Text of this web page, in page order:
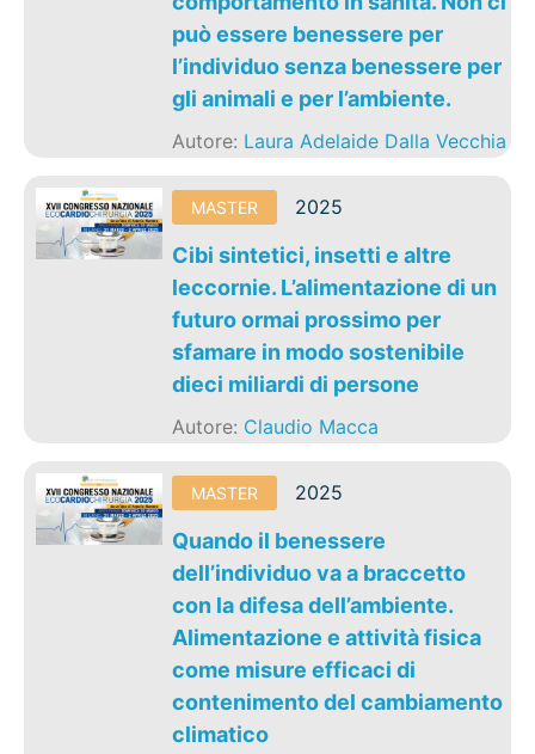
può essere benessere per
l’individuo senza benessere per
gli animali e per l’ambiente.
Autore: Laura Adelaide Dalla Vecchia
MASTER 2025
Cibi sintetici, insetti e altre
leccornie. L’alimentazione di un
futuro ormai prossimo per
sfamare in modo sostenibile
dieci miliardi di persone
Autore: Claudio Macca
MASTER 2025
Quando il benessere
dell’individuo va a braccetto
con la difesa dell’ambiente.
Alimentazione e attività fisica
come misure efficaci di
contenimento del cambiamento
climatico